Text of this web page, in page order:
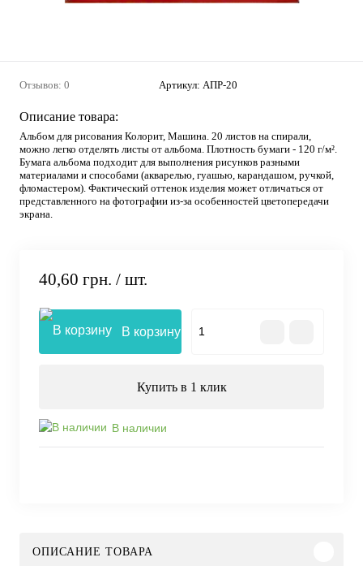
Отзывов: 0 Артикул: АПР-20
Описание товара:
Альбом для рисования Колорит, Машина. 20 листов на спирали,
можно легко отделять листы от альбома. Плотность бумаги - 120 г/м².
Бумага альбома подходит для выполнения рисунков разными
материалами и способами (акварелью, гуашью, карандашом, ручкой,
фломастером). Фактический оттенок изделия может отличаться от
представленного на фотографии из-за особенностей цветопередачи
экрана.
40,60 грн. / шт.
В корзину
Купить в 1 клик
В наличии
ОПИСАНИЕ ТОВАРА